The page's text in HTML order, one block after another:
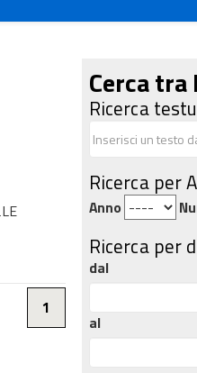
1
Cerca
Ricerca
Ricerca per
Anno
Ricerca per
dal
al